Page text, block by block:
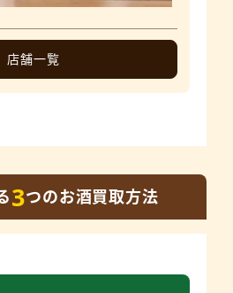
店舗一覧
3つのお酒買取方法